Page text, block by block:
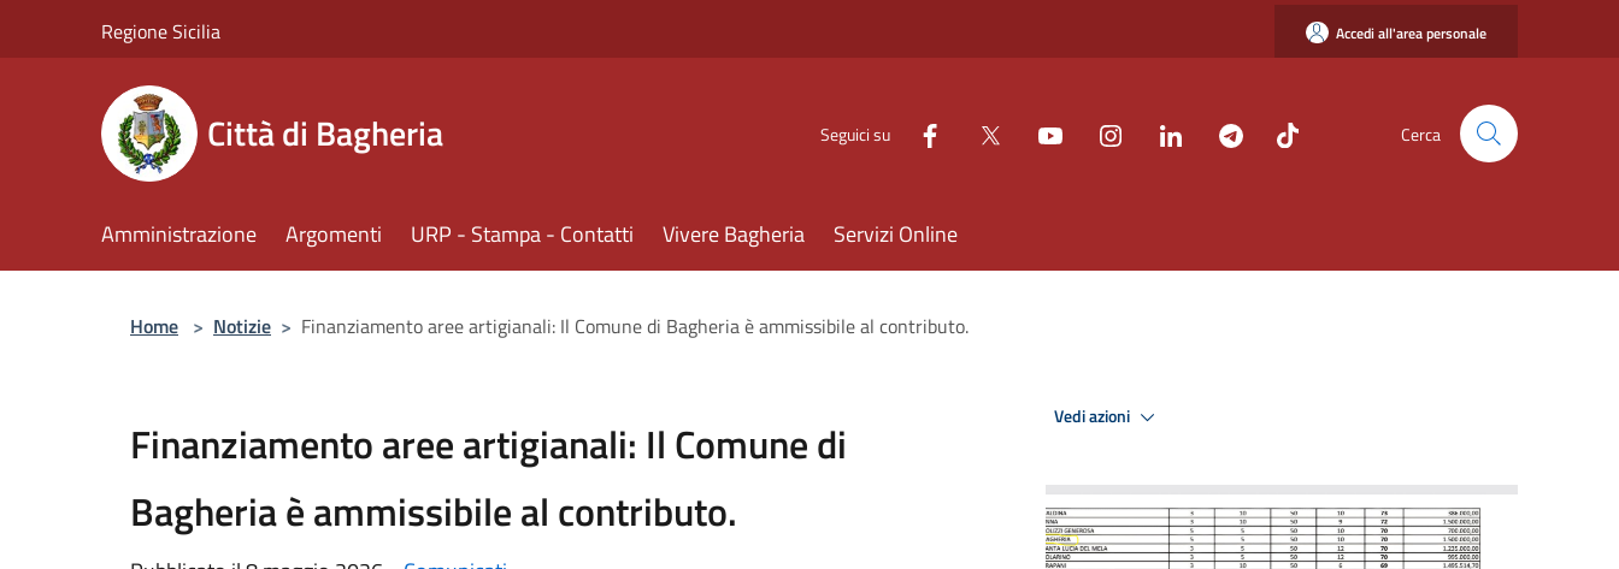
Regione Sicilia Accedi all'area personale
Città di Bagheria Seguici su Cerca
Amministrazione Argomenti URP - Stampa - Contatti Vivere Bagheria Servizi Online
Home > Notizie > Finanziamento aree artigianali: Il Comune di Bagheria è ammissibile al contributo.
Finanziamento aree artigianali: Il Comune di
Bagheria è ammissibile al contributo.
Vedi azioni